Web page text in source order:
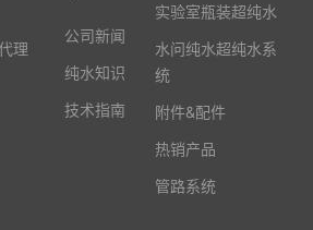
理
公司新闻
纯水知识
技术指南
实验室瓶装超纯水
水问纯水超纯水系
统
附件&配件
热销产品
管路系统